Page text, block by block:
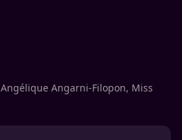
Angélique Angarni-Filopon, Miss